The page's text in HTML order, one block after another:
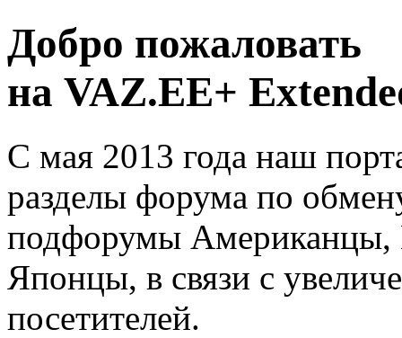
Добро пожаловать
на VAZ.EE+
С мая 2013 года наш
разделы форума по
подфорумы
Японцы, в связи с
посетителей.